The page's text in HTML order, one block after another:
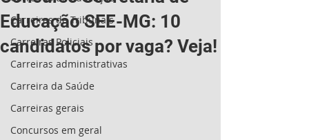
Carreiras de Tribunais
Carreiras Policiais
Carreiras administrativas
Carreira da Saúde
Carreiras gerais
Concursos em geral
Educação SEE-MG: 10
candidatos por vaga? Veja!